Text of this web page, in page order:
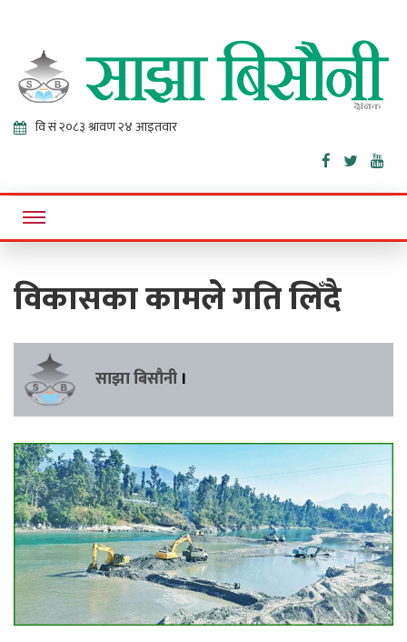
Sajha
Bisaunee
Online News Portal
विकासका कामले गति लिँदै
साझा बिसौनी ।